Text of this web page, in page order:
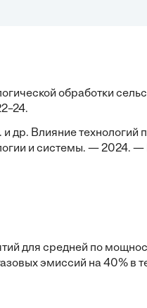
обработки
Влияние технологий
и системы. — 2024.
для средней по
эмиссий на 40% в